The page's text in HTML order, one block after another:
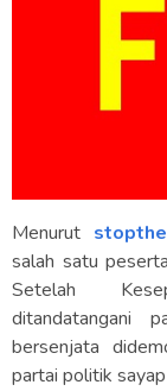
Menurut
salah satu
Setelah
ditandatangani
bersenjata
partai politik